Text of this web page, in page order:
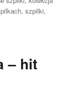
,szpilki,
– hit